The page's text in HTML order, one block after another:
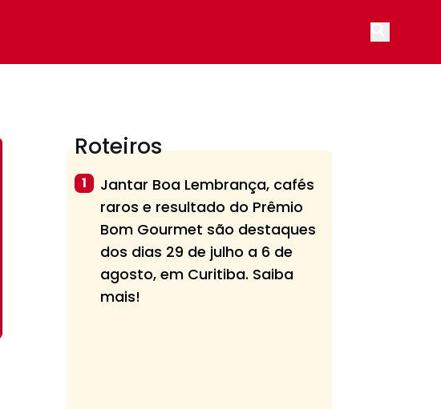
Roteiros
1
Jantar Boa Lembrança, cafés
raros e resultado do Prêmio
Bom Gourmet são destaques
dos dias 29 de julho a 6 de
agosto, em Curitiba. Saiba
mais!